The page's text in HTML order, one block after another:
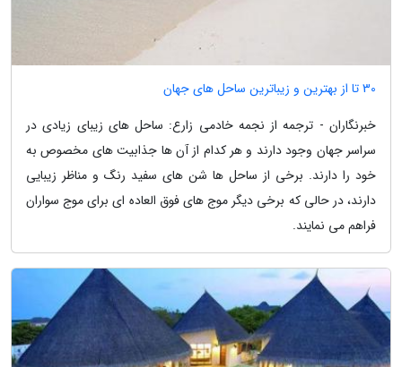
30 تا از بهترین و زیباترین ساحل های جهان
خبرنگاران - ترجمه از نجمه خادمی زارع: ساحل های زیبای زیادی در
سراسر جهان وجود دارند و هر کدام از آن ها جذابیت های مخصوص به
خود را دارند. برخی از ساحل ها شن های سفید رنگ و مناظر زیبایی
دارند، در حالی که برخی دیگر موج های فوق العاده ای برای موج سواران
فراهم می نمایند.